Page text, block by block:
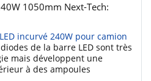
1050mm Next-Tech:
incurvé 240W pour camion
de la barre LED sont très
mais développent une
à des ampoules